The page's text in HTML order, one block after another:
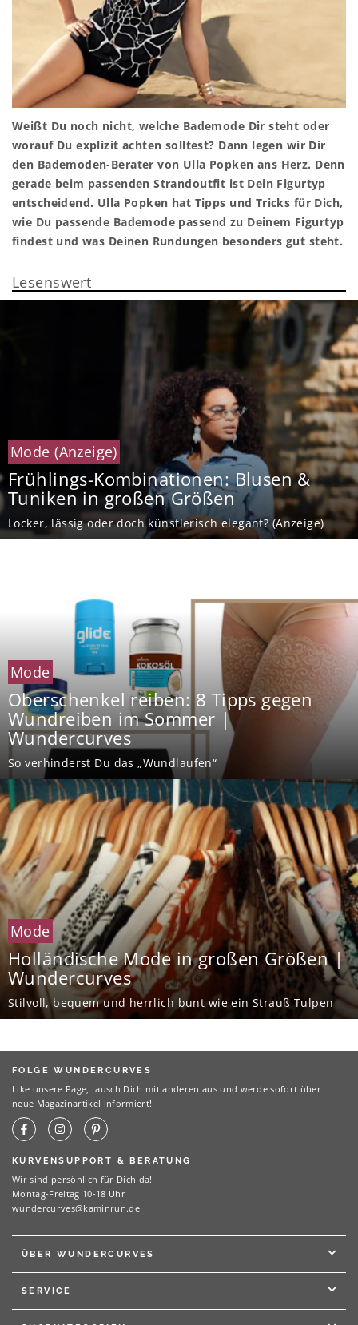
Weißt Du noch nicht, welche Bademode Dir steht oder
worauf Du explizit achten solltest? Dann legen wir Dir
den Bademoden-Berater von Ulla Popken ans Herz. Denn
gerade beim passenden Strandoutfit ist Dein Figurtyp
entscheidend. Ulla Popken hat Tipps und Tricks für Dich,
wie Du passende Bademode passend zu Deinem Figurtyp
findest und was Deinen Rundungen besonders gut steht.
Lesenswert
Mode (Anzeige)
Frühlings-Kombinationen: Blusen &
Tuniken in großen Größen
Locker, lässig oder doch künstlerisch elegant? (Anzeige)
Mode
Oberschenkel reiben: 8 Tipps gegen
Wundreiben im Sommer |
Wundercurves
So verhinderst Du das „Wundlaufen“
Mode
Holländische Mode in großen Größen |
Wundercurves
Stilvoll, bequem und herrlich bunt wie ein Strauß Tulpen
FOLGE WUNDERCURVES
Like unsere Page, tausch Dich mit anderen aus und werde sofort über
neue Magazinartikel informiert!
KURVENSUPPORT & BERATUNG
Wir sind persönlich für Dich da!
Montag-Freitag 10-18 Uhr
wundercurves@kaminrun.de
ÜBER WUNDERCURVES
SERVICE